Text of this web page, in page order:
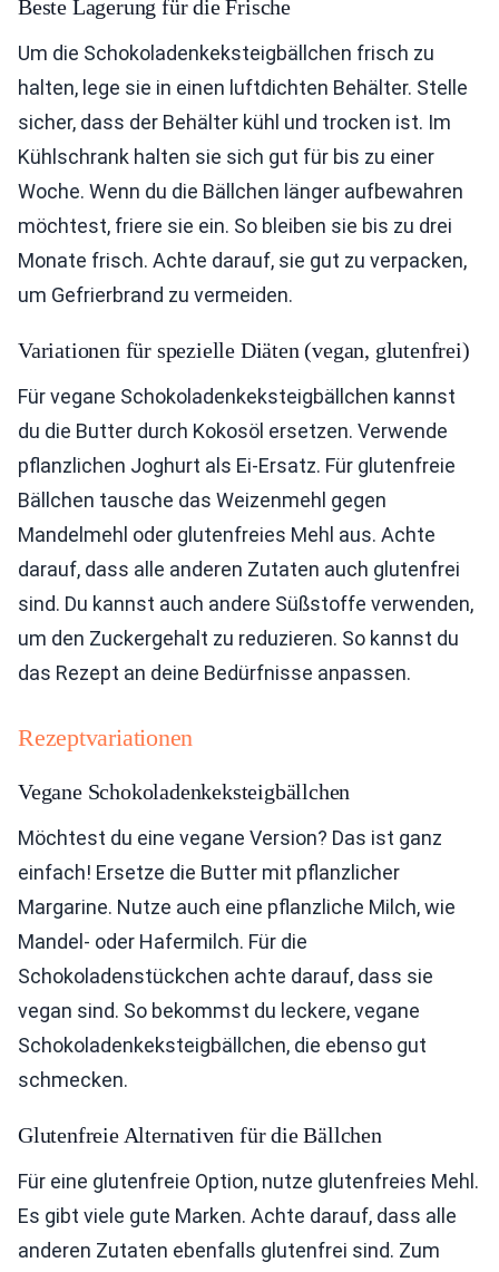
Beste Lagerung für die Frische
Um die Schokoladenkeksteigbällchen frisch zu
halten, lege sie in einen luftdichten Behälter. Stelle
sicher, dass der Behälter kühl und trocken ist. Im
Kühlschrank halten sie sich gut für bis zu einer
Woche. Wenn du die Bällchen länger aufbewahren
möchtest, friere sie ein. So bleiben sie bis zu drei
Monate frisch. Achte darauf, sie gut zu verpacken,
um Gefrierbrand zu vermeiden.
Variationen für spezielle Diäten (vegan, glutenfrei)
Für vegane Schokoladenkeksteigbällchen kannst
du die Butter durch Kokosöl ersetzen. Verwende
pflanzlichen Joghurt als Ei-Ersatz. Für glutenfreie
Bällchen tausche das Weizenmehl gegen
Mandelmehl oder glutenfreies Mehl aus. Achte
darauf, dass alle anderen Zutaten auch glutenfrei
sind. Du kannst auch andere Süßstoffe verwenden,
um den Zuckergehalt zu reduzieren. So kannst du
das Rezept an deine Bedürfnisse anpassen.
Rezeptvariationen
Vegane Schokoladenkeksteigbällchen
Möchtest du eine vegane Version? Das ist ganz
einfach! Ersetze die Butter mit pflanzlicher
Margarine. Nutze auch eine pflanzliche Milch, wie
Mandel- oder Hafermilch. Für die
Schokoladenstückchen achte darauf, dass sie
vegan sind. So bekommst du leckere, vegane
Schokoladenkeksteigbällchen, die ebenso gut
schmecken.
Glutenfreie Alternativen für die Bällchen
Für eine glutenfreie Option, nutze glutenfreies Mehl.
Es gibt viele gute Marken. Achte darauf, dass alle
anderen Zutaten ebenfalls glutenfrei sind. Zum